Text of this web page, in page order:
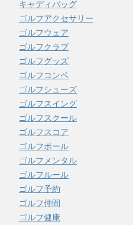
キャディバッグ
ゴルフアクセサリー
ゴルフウェア
ゴルフクラブ
ゴルフグッズ
ゴルフコンペ
ゴルフシューズ
ゴルフスイング
ゴルフスクール
ゴルフスコア
ゴルフボール
ゴルフメンタル
ゴルフルール
ゴルフ予約
ゴルフ仲間
ゴルフ健康